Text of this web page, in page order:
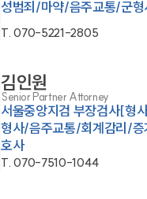
성범죄/마약/음주교통/군형
T.070-5221-2805
김인원
Senior Partner Attorney
서울중앙지검 부장검사[형
형사/음주교통/회계감리/증
호사
T.070-7510-1044